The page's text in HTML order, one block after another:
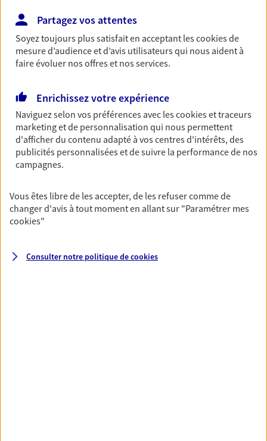
Garantie Accidents de la Vie
Bricoleuse, féru de jardinage, pâtissier en herbe
ou grande lectrice… personne n'est à l'abri d'un
Accident, protégez votre qualité de vie et vos
revenus.
Découvrir l'offre Garantie Accidents de la Vie
OBTENIR UN TARIF EN LIGNE
Multirisque Entreprise
Gagnez en simplicité et en sérénité avec votre
assurance multirisque entreprise. Un contrat
équipements et stocks… sans oublier votre
responsabilité civile.
Partagez vos attentes
Soyez toujours plus satisfait en acceptant lescookiesde
mesure d’audience et d’avis utilisateurs qui nous aident à
faire évoluer nos offres et nos services.
Enrichissez votre expérience
Naviguez selon vos préférences avec lescookies et traceurs
marketing et de personnalisation qui nous permettent
d'afficher du contenu adapté à vos centres d'intérêts, des
publicités personnalisées et de suivre la performance de nos
campagnes.
Vous êtes libre de les accepter, de les refuser comme de
changer d'avis à tout moment en allant sur "Paramétrer mes
cookies"
Consulter notre politique decookies